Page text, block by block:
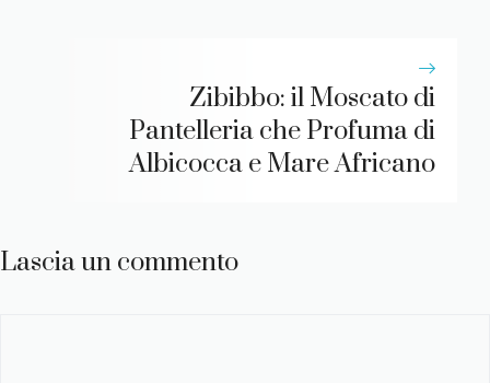
Zibibbo: il Moscato di
Pantelleria che Profuma di
Albicocca e Mare Africano
Lascia un commento